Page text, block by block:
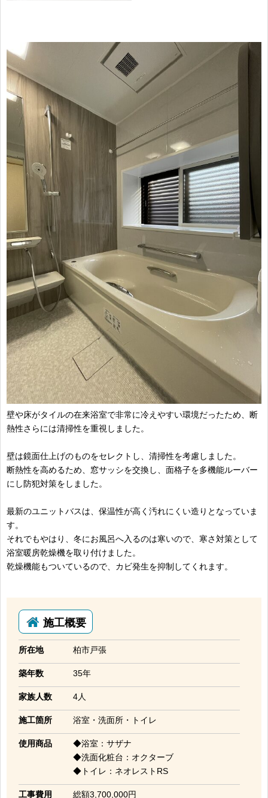
壁や床がタイルの在来浴室で非常に冷えやすい環境だったため、断
熱性さらには清掃性を重視しました。
壁は鏡面仕上げのものをセレクトし、清掃性を考慮しました。
断熱性を高めるため、窓サッシを交換し、面格子を多機能ルーバー
にし防犯対策をしました。
最新のユニットバスは、保温性が高く汚れにくい造りとなっていま
す。
それでもやはり、冬にお風呂へ入るのは寒いので、寒さ対策として
浴室暖房乾燥機を取り付けました。
乾燥機能もついているので、カビ発生を抑制してくれます。
施工概要
所在地 柏市戸張
築年数 35年
家族人数 4人
施工箇所 浴室・洗面所・トイレ
使用商品
◆浴室：サザナ
◆洗面化粧台：オクターブ
◆トイレ：ネオレストRS
工事費用 総額3,700,000円